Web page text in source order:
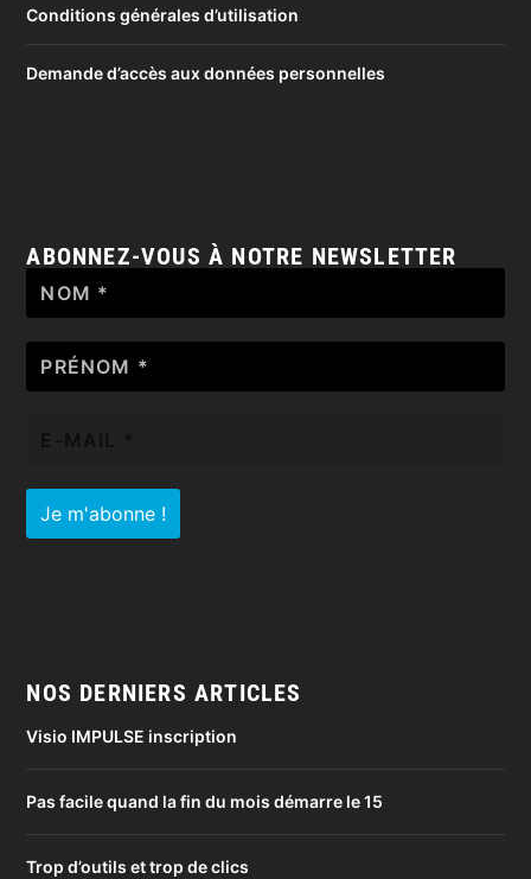
Conditions générales d’utilisation
Demande d’accès aux données personnelles
ABONNEZ-VOUS À NOTRE NEWSLETTER
Nom
Prénom
NOS DERNIERS ARTICLES
Visio IMPULSE inscription
Pas facile quand la fin du mois démarre le 15
Trop d’outils et trop de clics